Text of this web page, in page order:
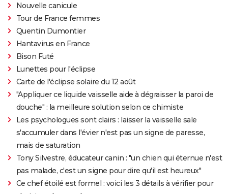
Nouvelle canicule
Tour de France femmes
Quentin Dumontier
Hantavirus en France
Bison Futé
Lunettes pour l'éclipse
Carte de l'éclipse solaire du 12 août
"Appliquer ce liquide vaisselle aide à dégraisser la paroi de
douche" : la meilleure solution selon ce chimiste
Les psychologues sont clairs : laisser la vaisselle sale
s'accumuler dans l'évier n'est pas un signe de paresse,
mais de saturation
Tony Silvestre, éducateur canin : "un chien qui éternue n'est
pas malade, c'est un signe pour dire qu'il est heureux"
Ce chef étoilé est formel : voici les 3 détails à vérifier pour